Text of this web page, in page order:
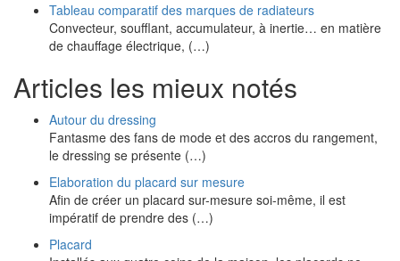
Tableau comparatif des marques de radiateurs
Convecteur, soufflant, accumulateur, à inertie… en matière
de chauffage électrique, (…)
Articles les mieux notés
Autour du dressing
Fantasme des fans de mode et des accros du rangement,
le dressing se présente (…)
Elaboration du placard sur mesure
Afin de créer un placard sur-mesure soi-même, il est
impératif de prendre des (…)
Placard